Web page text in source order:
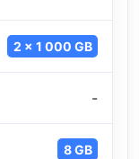
2 x 1 000 GB
-
8 GB